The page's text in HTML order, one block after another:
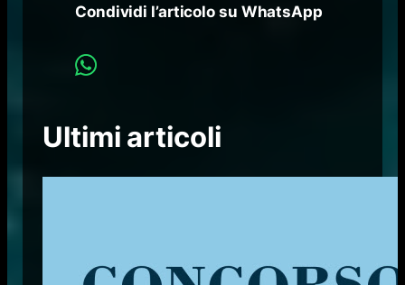
Condividi l’articolo su WhatsApp
Ultimi articoli